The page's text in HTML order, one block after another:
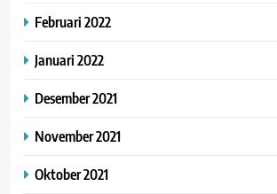
Februari 2022
Januari 2022
Desember 2021
November 2021
Oktober 2021